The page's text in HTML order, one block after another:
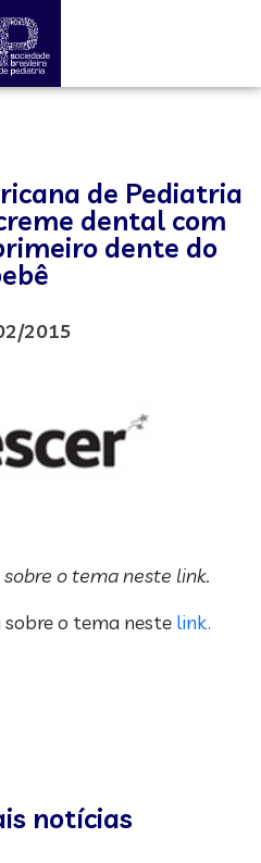
de Pediatria
dental com
dente do
2015
o tema neste link.
o tema neste link.
notícias